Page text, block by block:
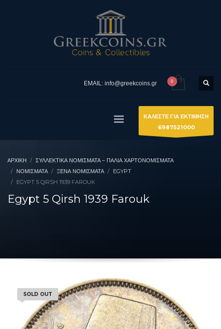
EMAIL: info@greekcoins.gr
ΚΑΛΕΣΤΕ ΓΙΑ ΕΚΤΙΜΗΣΗ
6987521000
ΑΡΧΙΚΉ
ΣΥΛΛΕΚΤΙΚΆ ΝΟΜΊΣΜΑΤΑ – ΠΑΛΙΆ ΧΑΡΤΟΝΟΜΊΣΜΑΤΑ
ΝΟΜΙΣΜΑΤΑ
ΞΈΝΑ ΝΟΜΊΣΜΑΤΑ
EGYPT
EGYPT 5 QIRSH 1939 FAROUK
Egypt 5 Qirsh 1939 Farouk
SOLD OUT